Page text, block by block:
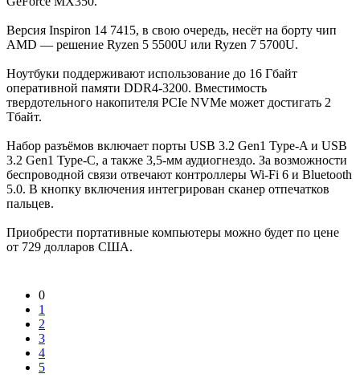
Версия Inspiron 14 7415, в свою очередь, несёт на борту чип
AMD — решение Ryzen 5 5500U или Ryzen 7 5700U.
Ноутбуки поддерживают использование до 16 Гбайт
оперативной памяти DDR4-3200. Вместимость
твердотельного накопителя PCIe NVMe может достигать 2
Тбайт.
Набор разъёмов включает порты USB 3.2 Gen1 Type-A и USB
3.2 Gen1 Type-C, а также 3,5-мм аудиогнездо. За возможности
беспроводной связи отвечают контроллеры Wi-Fi 6 и Bluetooth
5.0. В кнопку включения интегрирован сканер отпечатков
пальцев.
Приобрести портативные компьютеры можно будет по цене
от 729 долларов США.
0
1
2
3
4
5